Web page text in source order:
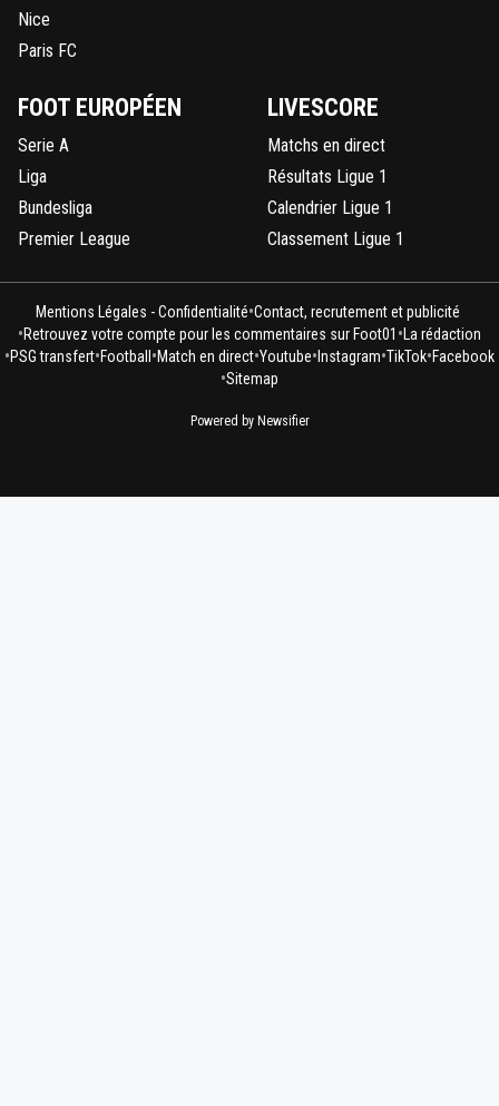
Nice
Paris FC
FOOT EUROPÉEN
Serie A
Liga
Bundesliga
Premier League
LIVESCORE
Matchs en direct
Résultats Ligue 1
Calendrier Ligue 1
Classement Ligue 1
Mentions Légales - Confidentialité•Contact, recrutement et publicité
•Retrouvez votre compte pour les commentaires sur Foot01 • La rédaction
•PSG transfert•Football •Match en direct•Youtube• Instagram•TikTok•Facebook
•Sitemap
Powered by Newsifier